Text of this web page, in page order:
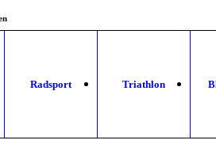
Radsport Triathlon